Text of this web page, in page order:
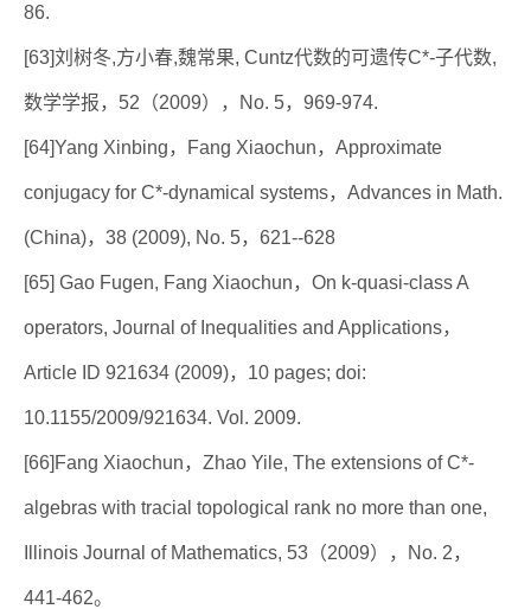
86.
[63]刘树冬,方小春,魏常果, Cuntz代数的可遗传C*-子代数,
数学学报，52（2009），No. 5，969-974.
[64]Yang Xinbing，Fang Xiaochun，Approximate
conjugacy for C*-dynamical systems，Advances in Math.
(China)，38 (2009), No. 5，621--628
[65] Gao Fugen, Fang Xiaochun，On k-quasi-class A
operators, Journal of Inequalities and Applications，
Article ID 921634 (2009)，10 pages; doi:
10.1155/2009/921634. Vol. 2009.
[66]Fang Xiaochun，Zhao Yile, The extensions of C*-
algebras with tracial topological rank no more than one,
Illinois Journal of Mathematics, 53（2009），No. 2，
441-462。